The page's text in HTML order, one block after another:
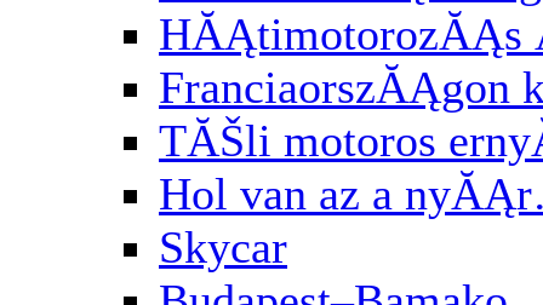
HĂĄtimotorozĂĄs
FranciaorszĂĄgon
TĂŠli motoros
Hol van az a
Skycar